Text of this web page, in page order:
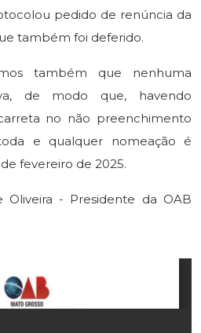
pedido de renúncia da
também foi deferido.
também que nenhuma
de modo que, havendo
no não preenchimento
e qualquer nomeação é
fevereiro de 2025.
Oliveira - Presidente da OAB